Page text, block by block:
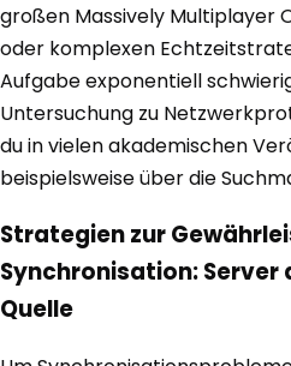
großen Massively Multiplayer
oder komplexen
Aufgabe exponentiell
Untersuchung zu
du in vielen akademischen
beispielsweise über die
Strategien zur
Synchronisation:
Quelle